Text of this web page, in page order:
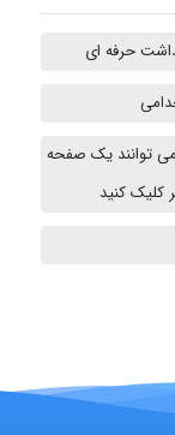
aghajari vahid
HaddadiMahsa
توانند یک صفحه
کلیک کنید